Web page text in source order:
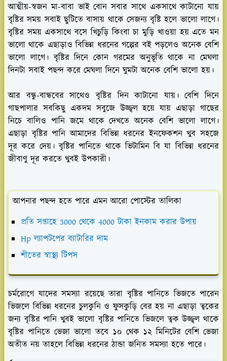
আত্মীয়-স্বজন মা-বাবা ভাই বোন সবার সাথে একসাথে কাটানো যায়
বৃষ্টির সময় সবাই ছুটিতে বাসায় থাকে সেজন্য বৃষ্টি হলে ভালো লাগে।
বৃষ্টির সময় একসাথে বসে খিচুড়ি কিংবা চা মুড়ি খাওয়া হয় এতে মন
ভালো থাকে এছাড়াও বিভিন্ন ধরনের গল্পের বই পড়লেও অনেক বেশি
ভালো লাগে। বৃষ্টির দিনে কোন গরমের অনুভূতি থাকে না মেঘলা
দিনটা সবাই পছন্দ করে মেঘলা দিনে ঘুমটা অনেক বেশি ভালো হয়।
আর বন্ধু-বান্ধবের সাথেও বৃষ্টির দিন কাটানো যায়। বেশি দিনে
গাছপালার সবকিছু একদম সবুজে উজ্জ্বল হয়ে যায় এছাড়া গাছের
নিচে বালিও পানি জমে থাকে দেখতে অনেক বেশি ভালো লাগে।
এছাড়া বৃষ্টির পানি আমাদের বিভিন্ন ধরনের ইনফেকশন খুব সহজে
দূর করে দেয়। বৃষ্টির পানিতে থাকে ভিটামিন বি যা বিভিন্ন ধরনের
জীবাণু দূর করতে খুবই উপকারী।
আপনার পছন্দ হতে পারে এমন আরো পোস্টের তালিকা
প্রতি সপ্তাহে 3000 থেকে 4000 টাকা ইনকাম করার উপায়
Hp ল্যাপটপের ব্যাটারির দাম
শীতের স্বাস্থ্য টিপস
চর্মরোগে যাদের সমস্যা রয়েছে তারা বৃষ্টির পানিতে ভিজতে পারেন
ভিজলে বিভিন্ন ধরনের চুলকুনি ও ফুসকুড়ি বের হয় না এছাড়া ত্বকের
জন্য বৃষ্টির পানি খুবই ভালো বৃষ্টির পানিতে ভিজলে ত্বক উজ্জ্বল থাকে
বৃষ্টির পানিতে ভেজা ভালো তবে ১০ থেক ১২ মিনিটের বেশি ভেজা
অতীত নয় তাহলে বিভিন্ন ধরনের ঠান্ডা জনিত সমস্যা হতে পারে।